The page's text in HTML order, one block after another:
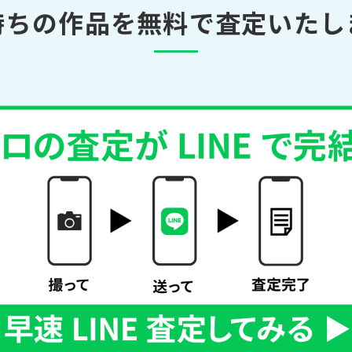
の作品を無料で査定いた